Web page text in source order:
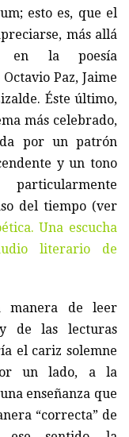
esto es, que el
más allá
en la poesía
Paz, Jaime
Éste último,
más celebrado,
por un patrón
y un tono
del tiempo (ver
Una escucha
literario de
manera de leer
de las lecturas
el cariz solemne
un lado, a la
enseñanza que
“correcta” de